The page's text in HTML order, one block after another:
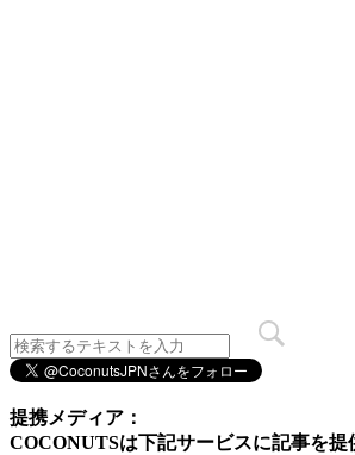
提携メディア：
COCONUTSは下記サービスに記事を提